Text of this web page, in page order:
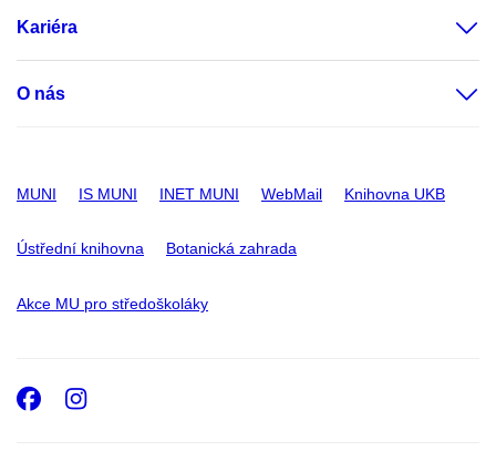
Kariéra
O nás
MUNI IS MUNI INET MUNI WebMail Knihovna UKB
Ústřední knihovna Botanická zahrada
Akce MU pro středoškoláky
Facebook
Instagram